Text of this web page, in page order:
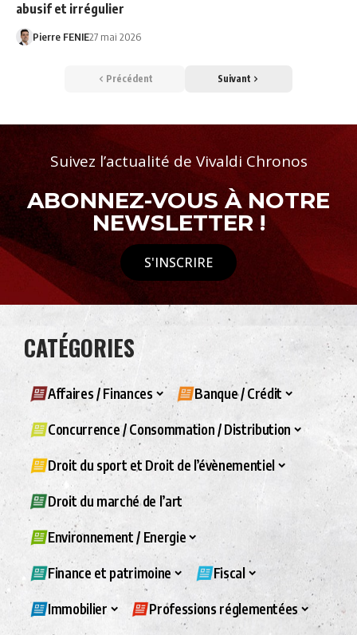
abusif et irrégulier
Pierre FENIE27 mai 2026
Précédent Suivant
Suivez l’actualité de Vivaldi Chronos
ABONNEZ-VOUS À NOTRE
NEWSLETTER !
S'INSCRIRE
CATÉGORIES
Affaires / Finances Banque / Crédit
Concurrence / Consommation / Distribution
Droit du sport et Droit de l’évènementiel
Droit du marché de l’art
Environnement / Energie
Finance et patrimoine Fiscal
Immobilier Professions réglementées